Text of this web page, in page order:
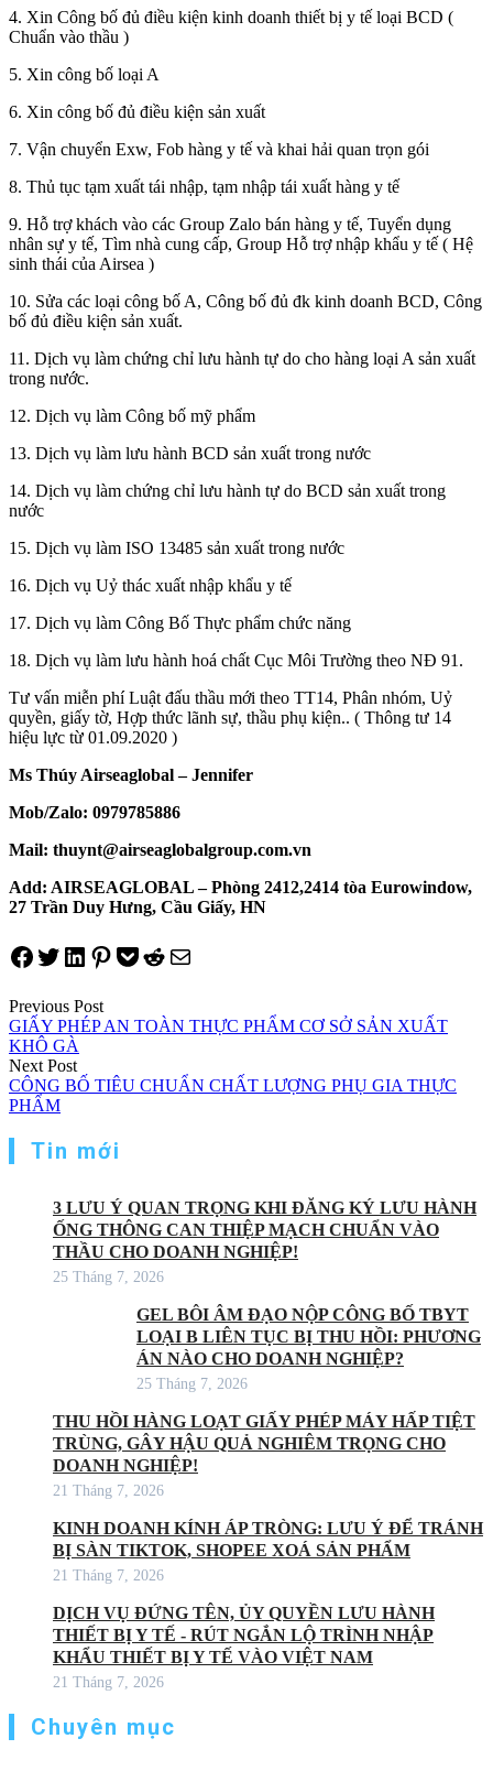
4. Xin Công bố đủ điều kiện kinh doanh thiết bị y tế loại BCD (
Chuẩn vào thầu )
5. Xin công bố loại A
6. Xin công bố đủ điều kiện sản xuất
7. Vận chuyển Exw, Fob hàng y tế và khai hải quan trọn gói
8. Thủ tục tạm xuất tái nhập, tạm nhập tái xuất hàng y tế
9. Hỗ trợ khách vào các Group Zalo bán hàng y tế, Tuyển dụng
nhân sự y tế, Tìm nhà cung cấp, Group Hỗ trợ nhập khẩu y tế ( Hệ
sinh thái của Airsea )
10. Sửa các loại công bố A, Công bố đủ đk kinh doanh BCD, Công
bố đủ điều kiện sản xuất.
11. Dịch vụ làm chứng chỉ lưu hành tự do cho hàng loại A sản xuất
trong nước.
12. Dịch vụ làm Công bố mỹ phẩm
13. Dịch vụ làm lưu hành BCD sản xuất trong nước
14. Dịch vụ làm chứng chỉ lưu hành tự do BCD sản xuất trong
nước
15. Dịch vụ làm ISO 13485 sản xuất trong nước
16. Dịch vụ Uỷ thác xuất nhập khẩu y tế
17. Dịch vụ làm Công Bố Thực phẩm chức năng
18. Dịch vụ làm lưu hành hoá chất Cục Môi Trường theo NĐ 91.
Tư vấn miễn phí Luật đấu thầu mới theo TT14, Phân nhóm, Uỷ
quyền, giấy tờ, Hợp thức lãnh sự, thầu phụ kiện.. ( Thông tư 14
hiệu lực từ 01.09.2020 )
Ms Thúy Airseaglobal – Jennifer
Mob/Zalo: 0979785886
Mail: thuynt@airseaglobalgroup.com.vn
Add: AIRSEAGLOBAL – Phòng 2412,2414 tòa Eurowindow,
27 Trần Duy Hưng, Cầu Giấy, HN
Share on Facebook
Tweet on Twitter
Share on LinkedIn
Pin on Pinterest
Save to pocket
Share on Reddit
Share via Email
Điều
hướng
bài
viết
Previous Post
GIẤY PHÉP AN TOÀN THỰC PHẨM CƠ SỞ SẢN XUẤT
KHÔ GÀ
Next Post
CÔNG BỐ TIÊU CHUẨN CHẤT LƯỢNG PHỤ GIA THỰC
PHẨM
Tin mới
3 LƯU Ý QUAN TRỌNG KHI ĐĂNG KÝ LƯU HÀNH
ỐNG THÔNG CAN THIỆP MẠCH CHUẨN VÀO
THẦU CHO DOANH NGHIỆP!
25 Tháng 7, 2026
GEL BÔI ÂM ĐẠO NỘP CÔNG BỐ TBYT
LOẠI B LIÊN TỤC BỊ THU HỒI: PHƯƠNG
ÁN NÀO CHO DOANH NGHIỆP?
25 Tháng 7, 2026
THU HỒI HÀNG LOẠT GIẤY PHÉP MÁY HẤP TIỆT
TRÙNG, GÂY HẬU QUẢ NGHIÊM TRỌNG CHO
DOANH NGHIỆP!
21 Tháng 7, 2026
KINH DOANH KÍNH ÁP TRÒNG: LƯU Ý ĐỂ TRÁNH
BỊ SÀN TIKTOK, SHOPEE XOÁ SẢN PHẨM
21 Tháng 7, 2026
DỊCH VỤ ĐỨNG TÊN, ỦY QUYỀN LƯU HÀNH
THIẾT BỊ Y TẾ - RÚT NGẮN LỘ TRÌNH NHẬP
KHẨU THIẾT BỊ Y TẾ VÀO VIỆT NAM
21 Tháng 7, 2026
Chuyên mục